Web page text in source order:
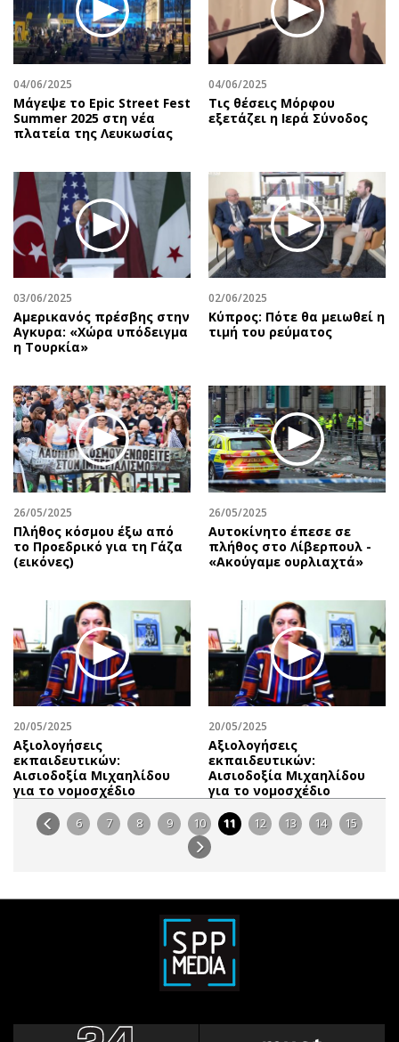
04/06/2025
Μάγεψε το Epic Street Fest
Summer 2025 στη νέα
πλατεία της Λευκωσίας
04/06/2025
Τις θέσεις Μόρφου
εξετάζει η Ιερά Σύνοδος
03/06/2025
Αμερικανός πρέσβης στην
Αγκυρα: «Χώρα υπόδειγμα
η Τουρκία»
02/06/2025
Κύπρος: Πότε θα μειωθεί η
τιμή του ρεύματος
26/05/2025
Πλήθος κόσμου έξω από
το Προεδρικό για τη Γάζα
(εικόνες)
26/05/2025
Αυτοκίνητο έπεσε σε
πλήθος στο Λίβερπουλ -
«Ακούγαμε ουρλιαχτά»
20/05/2025
Αξιολογήσεις
εκπαιδευτικών:
Αισιοδοξία Μιχαηλίδου
για το νομοσχέδιο
20/05/2025
Αξιολογήσεις
εκπαιδευτικών:
Αισιοδοξία Μιχαηλίδου
για το νομοσχέδιο
6 7 8 9 10 11 12 13 14 15